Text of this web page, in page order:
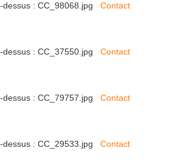
dessus : CC_98068.jpg Contact
dessus : CC_37550.jpg Contact
dessus : CC_79757.jpg Contact
dessus : CC_29533.jpg Contact